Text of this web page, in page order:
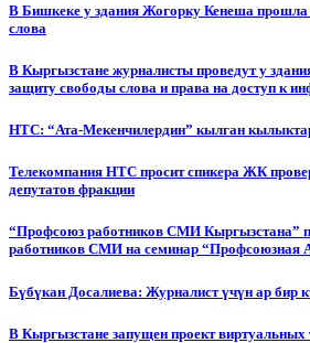
В Бишкеке у здания Жогорку Кенеша
слова
В Кыргызстане журналисты проведут у
защиту свободы слова и права на доступ к
НТС: “Ата-Мекенчилердин” кылган
Телекомпания НТС просит спикера ЖК
депутатов фракции
“Профсоюз работников СМИ Кыргызстана”
работников СМИ на семинар “Профсоюзная
Бүбүкан Досалиева: Журналист үчүн ар бир
В Кыргызстане запущен проект виртуальных